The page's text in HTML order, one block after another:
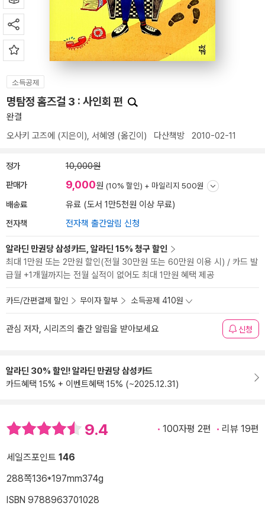
소득공제
명탐정 홈즈걸 3 : 사인회 편
완결
오사키 고즈에 (지은이), 서혜영 (옮긴이) 다산책방 2010-02-11
정가 10,000원
판매가 9,000원 (10% 할인) + 마일리지 500원
배송료 유료 (도서 1만5천원 이상 무료)
전자책 전자책 출간알림 신청
알라딘 만권당 삼성카드, 알라딘 15% 청구 할인
최대 1만원 또는 2만원 할인(전월 30만원 또는 60만원 이용 시) / 카드 발
급월 +1개월까지는 전월 실적이 없어도 최대 1만원 혜택 제공
카드/간편결제 할인 무이자 할부 소득공제 410원
관심 저자, 시리즈의 출간 알림을 받아보세요 신청
알라딘 30% 할인! 알라딘 만권당 삼성카드
카드혜택 15% + 이벤트혜택 15% (~2025.12.31)
9.4 100자평 2편 리뷰 19편
세일즈포인트 146
288쪽136*197mm374g
ISBN 9788963701028